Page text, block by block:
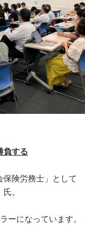
負する
険労務士」として
。
ーになっています。